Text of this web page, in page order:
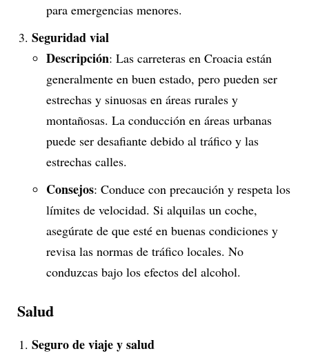
para emergencias menores.
Seguridad vial
Descripción: Las carreteras en Croacia están
generalmente en buen estado, pero pueden ser
estrechas y sinuosas en áreas rurales y
montañosas. La conducción en áreas urbanas
puede ser desafiante debido al tráfico y las
estrechas calles.
Consejos: Conduce con precaución y respeta los
límites de velocidad. Si alquilas un coche,
asegúrate de que esté en buenas condiciones y
revisa las normas de tráfico locales. No
conduzcas bajo los efectos del alcohol.
Salud
Seguro de viaje y salud